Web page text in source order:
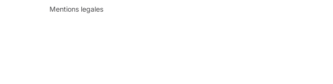
Mentions legales